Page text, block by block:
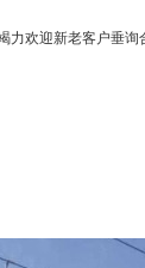
迎新老客户垂询